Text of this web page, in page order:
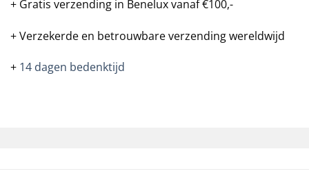
+ Gratis verzending in Benelux vanaf €100,-
+ Verzekerde en betrouwbare verzending wereldwijd
+ 14 dagen bedenktijd